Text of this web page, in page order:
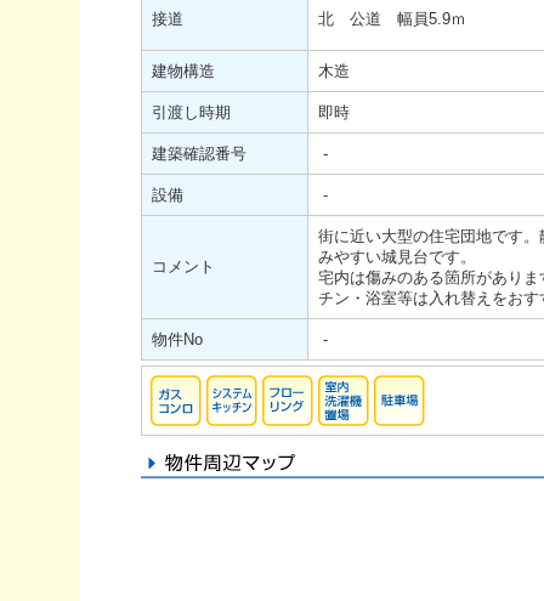
接道 北 公道 幅員5.9ｍ
建物構造 木造
引渡し時期 即時
建築確認番号 -
設備 -
コメント
街に近い大型の住宅団地です
みやすい城見台です。
宅内は傷みのある箇所があり
チン・浴室等は入れ替えをお
物件No -